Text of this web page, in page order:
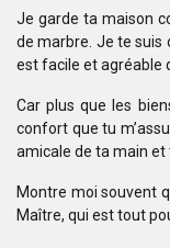
Je garde ta maison
de marbre. Je te suis
est facile et agréable
Car plus que les
confort que tu
amicale de ta main et
Montre moi souvent
Maître, qui est tout